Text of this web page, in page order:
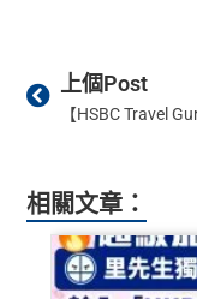
Prev
上個Post
相關文章：